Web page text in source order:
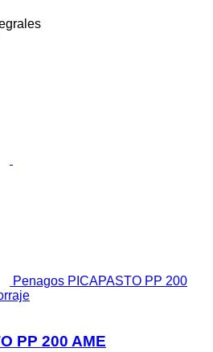
Penagos PICAPASTO PP 200
PP 200 AME